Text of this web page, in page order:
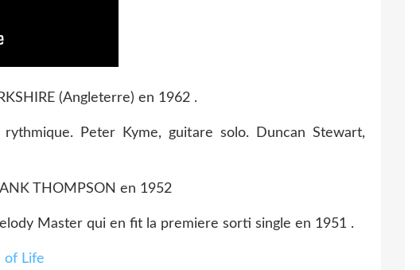
(Angleterre) en 1962 .
Peter Kyme, guitare solo. Duncan Stewart,
THOMPSON en 1952
Master qui en fit la premiere sorti single en 1951 .